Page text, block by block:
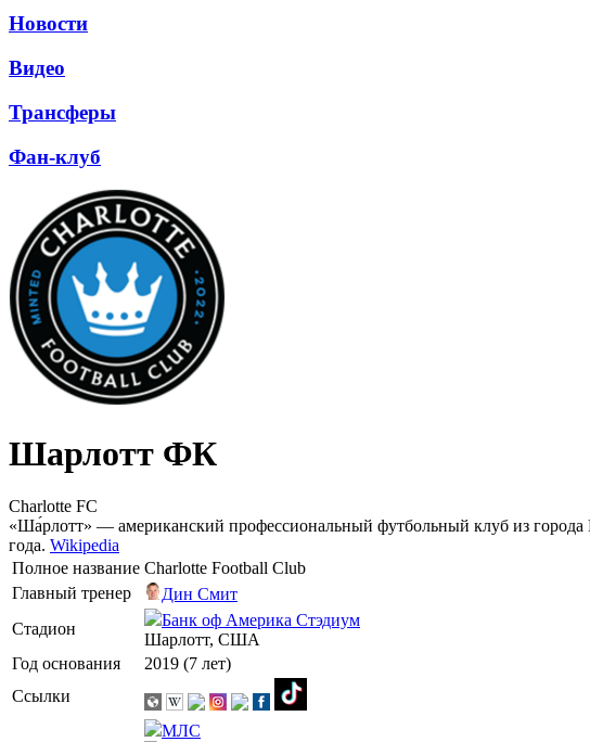
Новости
Видео
Трансферы
Фан-клуб
Шарлотт ФК
Charlotte FC
«Ша́рлотт» — американский профессиональный футбольный клуб из
года. Wikipedia
Полное название Charlotte Football Club
Главный тренер
Дин Смит
Стадион
Банк оф Америка Стэдиум
Шарлотт, США
Год основания
2019 (7 лет)
Ссылки
МЛС